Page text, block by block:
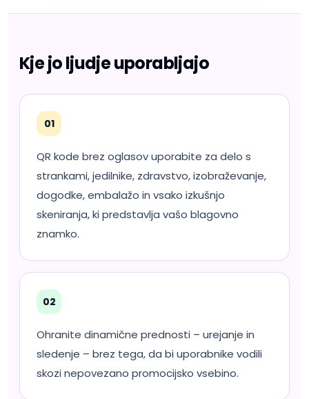
Kje jo ljudje uporabljajo
01
QR kode brez oglasov uporabite za delo s
strankami, jedilnike, zdravstvo, izobraževanje,
dogodke, embalažo in vsako izkušnjo
skeniranja, ki predstavlja vašo blagovno
znamko.
02
Ohranite dinamične prednosti – urejanje in
sledenje – brez tega, da bi uporabnike vodili
skozi nepovezano promocijsko vsebino.